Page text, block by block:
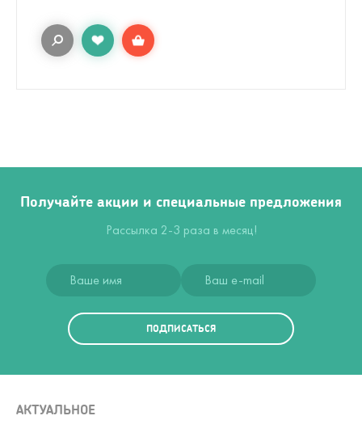
Получайте акции и специальные предложения
Рассылка 2-3 раза в месяц!
ПОДПИСАТЬСЯ
АКТУАЛЬНОЕ